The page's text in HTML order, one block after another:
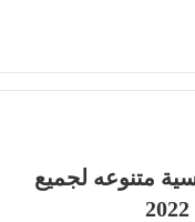
متنوعه لجميع